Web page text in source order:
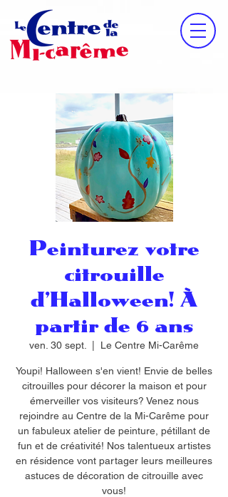
Peinturez votre
citrouille
d'Halloween! À
partir de 6 ans
ven. 30 sept. Le Centre Mi-Carême
Youpi! Halloween s'en vient! Envie de belles
citrouilles pour décorer la maison et pour
émerveiller vos visiteurs? Venez nous
rejoindre au Centre de la Mi-Carême pour
un fabuleux atelier de peinture, pétillant de
fun et de créativité! Nos talentueux artistes
en résidence vont partager leurs meilleures
astuces de décoration de citrouille avec
vous!